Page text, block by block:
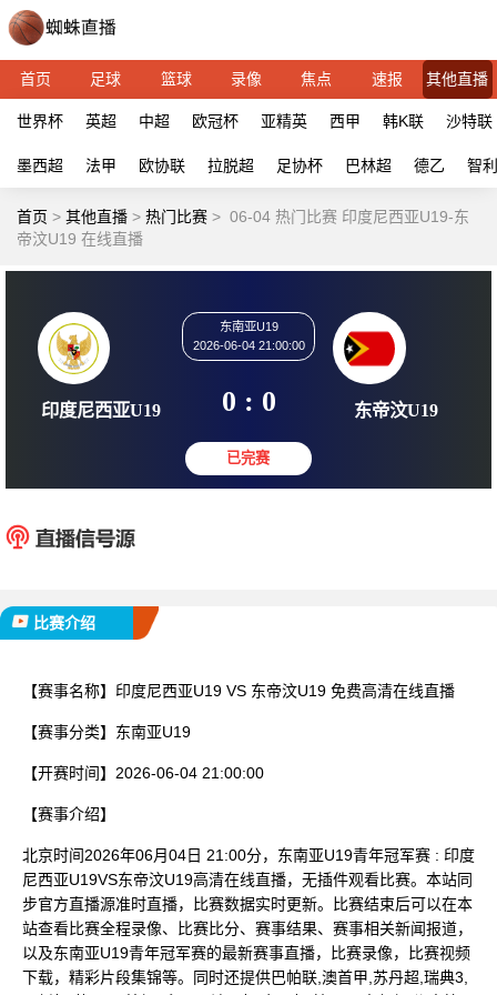
首页 足球 篮球 录像 焦点 速报 其他直播
世界杯 英超 中超 欧冠杯 亚精英 西甲 韩K联 沙特联
墨西超 法甲 欧协联 拉脱超 足协杯 巴林超 德乙 智
首页 > 其他直播 > 热门比赛 > 06-04 热门比赛 印度尼西亚U19-东
帝汶U19 在线直播
东南亚U19
2026-06-04 21:00:00
0 : 0
比赛介绍
【赛事名称】 印度尼西亚U19 VS 东帝汶U19 免费高清在线直播
【赛事分类】 东南亚U19
【开赛时间】 2026-06-04 21:00:00
【赛事介绍】
北京时间2026年06月04日 21:00分，东南亚U19青年冠军赛 : 印度
尼西亚U19VS东帝汶U19高清在线直播，无插件观看比赛。本站同
步官方直播源准时直播，比赛数据实时更新。比赛结束后可以在本
站查看比赛全程录像、比赛比分、赛事结果、赛事相关新闻报道，
以及东南亚U19青年冠军赛的最新赛事直播，比赛录像，比赛视频
下载，精彩片段集锦等。同时还提供巴帕联,澳首甲,苏丹超,瑞典3,